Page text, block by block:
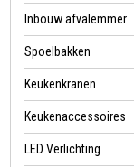
Inbouw afvalemmer
Spoelbakken
Keukenkranen
Keukenaccessoires
LED Verlichting